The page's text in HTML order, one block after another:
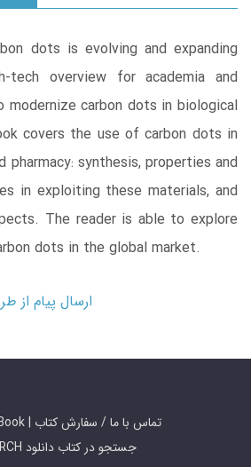
dots is evolving and expanding
tech overview for academia and
modernize carbon dots in biological
covers the use of carbon dots in
pharmacy: synthesis, properties and
in exploiting these materials, and
The reader is able to explore
dots in the global market.
ارسال پیام از طریق ایتا:
Contact Us / Order Book | تماس با ما / سفارش کتاب
SEARCH جستجو در کتاب دانلود